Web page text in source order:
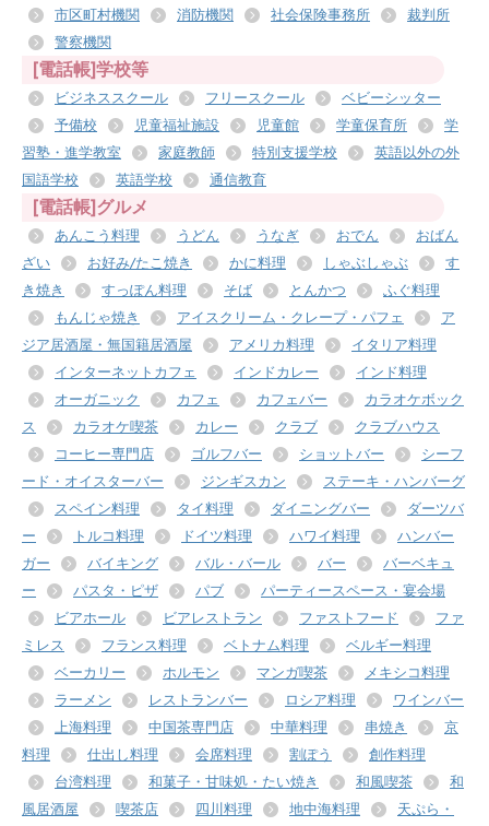
市区町村機関 消防機関 社会保険事務所
裁判所
警察機関
[電話帳]学校等
ビジネススクール フリースクール
ベビーシッター
予備校
児童福祉施設 児童館 学童保育所
学
習塾・進学教室
家庭教師 特別支援学校
英語以外の外
国語学校
英語学校 通信教育
[電話帳]グルメ
あんこう料理 うどん うなぎ おでん
おばん
ざい
お好み/たこ焼き かに料理 しゃぶしゃぶ
す
き焼き
すっぽん料理 そば とんかつ
ふぐ料理
もんじゃ焼き
アイスクリーム・クレープ・パフェ
ア
ジア居酒屋・無国籍居酒屋
アメリカ料理
イタリア料理
インターネットカフェ
インドカレー
インド料理
オーガニック
カフェ カフェバー
カラオケボック
ス
カラオケ喫茶 カレー クラブ
クラブハウス
コーヒー専門店
ゴルフバー ショットバー
シーフ
ード・オイスターバー
ジンギスカン
ステーキ・ハンバーグ
スペイン料理
タイ料理 ダイニングバー
ダーツバ
ー
トルコ料理 ドイツ料理 ハワイ料理
ハンバー
ガー
バイキング バル・バール バー
バーベキュ
ー
パスタ・ピザ パブ
パーティースペース・宴会場
ビアホール
ビアレストラン ファストフード
ファ
ミレス
フランス料理 ベトナム料理
ベルギー料理
ベーカリー
ホルモン マンガ喫茶
メキシコ料理
ラーメン
レストランバー ロシア料理
ワインバー
上海料理
中国茶専門店 中華料理 串焼き
京
料理
仕出し料理 会席料理 割ぽう
創作料理
台湾料理
和菓子・甘味処・たい焼き 和風喫茶
和
風居酒屋
喫茶店 四川料理 地中海料理
天ぷら・